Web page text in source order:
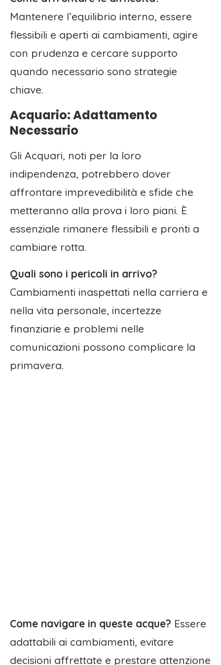
Mantenere l’equilibrio interno, essere
flessibili e aperti ai cambiamenti, agire
con prudenza e cercare supporto
quando necessario sono strategie
chiave.
Acquario: Adattamento
Necessario
Gli Acquari, noti per la loro
indipendenza, potrebbero dover
affrontare imprevedibilità e sfide che
metteranno alla prova i loro piani. È
essenziale rimanere flessibili e pronti a
cambiare rotta.
Quali sono i pericoli in arrivo?
Cambiamenti inaspettati nella carriera e
nella vita personale, incertezze
finanziarie e problemi nelle
comunicazioni possono complicare la
primavera.
Come navigare in queste acque? Essere
adattabili ai cambiamenti, evitare
decisioni affrettate e prestare attenzione